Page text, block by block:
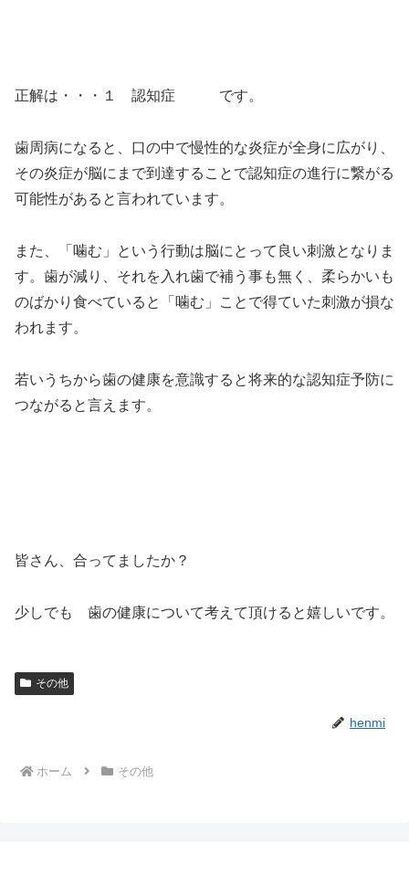
正解は・・・１ 認知症 です。
歯周病になると、口の中で慢性的な炎症が全身に広がり、
その炎症が脳にまで到達することで認知症の進行に繋がる
可能性があると言われています。
また、「噛む」という行動は脳にとって良い刺激となりま
す。歯が減り、それを入れ歯で補う事も無く、柔らかいも
のばかり食べていると「噛む」ことで得ていた刺激が損な
われます。
若いうちから歯の健康を意識すると将来的な認知症予防に
つながると言えます。
皆さん、合ってましたか？
少しでも 歯の健康について考えて頂けると嬉しいです。
その他
henmi
ホーム その他